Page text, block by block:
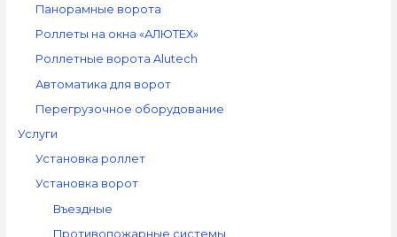
Панорамные ворота
Роллеты на окна «АЛЮТЕХ»
Роллетные ворота Alutech
Автоматика для ворот
Перегрузочное оборудование
Услуги
Установка роллет
Установка ворот
Въездные
Противопожарные системы